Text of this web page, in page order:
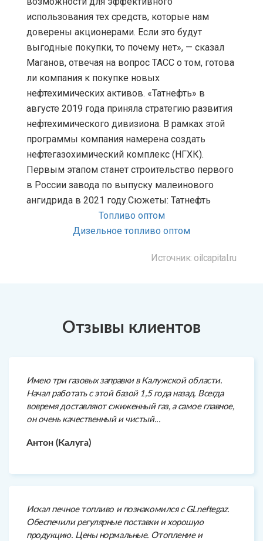
использования тех средств, которые нам
доверены акционерами. Если это будут
выгодные покупки, то почему нет», — сказал
Маганов, отвечая на вопрос ТАСС о том, готова
ли компания к покупке новых
нефтехимических активов. «Татнефть» в
августе 2019 года приняла стратегию развития
нефтехимического дивизиона. В рамках этой
программы компания намерена создать
нефтегазохимический комплекс (НГХК).
Первым этапом станет строительство первого
в России завода по выпуску малеинового
ангидрида в 2021 году.Сюжеты: Татнефть
Топливо оптом
Дизельное топливо оптом
Источник: oilcapital.ru
Отзывы клиентов
Имею три газовых заправки в Калужской области.
Начал работать с этой базой 1,5 года назад. Всегда
вовремя доставляют сжиженный газ, а самое главное,
он очень качественный и чистый...
Антон (Калуга)
Искал печное топливо и познакомился с GLneftegaz.
Обеспечили регулярные поставки и хорошую
продукцию. Цены нормальные. Отопление и